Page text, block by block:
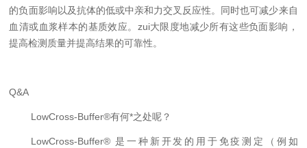
的负面影响以及抗体的低或中亲和力交叉反应性。同时也可减少来自
血清或血浆样本的基质效应。zui大限度地减少所有这些负面影响，
提高检测质量并提高结果的可靠性。
Q&A
LowCross-Buffer®有何*之处呢？
LowCross-Buffer®是一种新开发的用于免疫测定（例如